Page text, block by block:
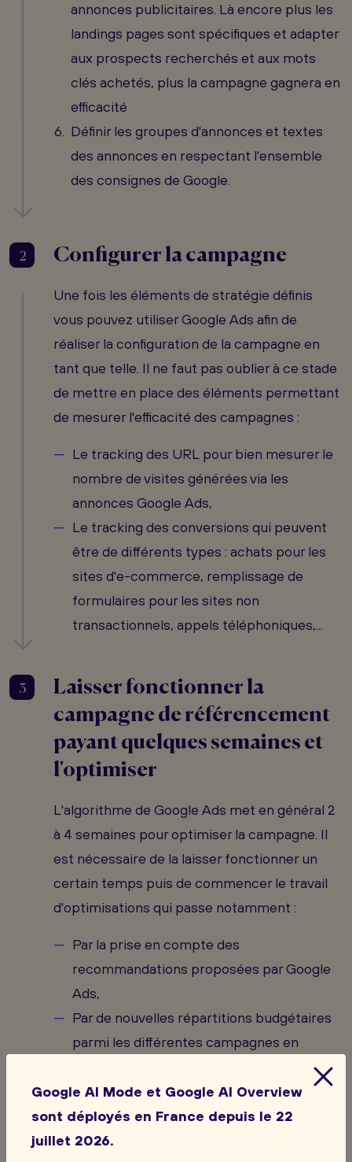
annonces publicitaires. Là encore plus les
landings pages sont spécifiques et adapter
aux prospects recherchés et aux mots
clés achetés, plus la campagne gagnera en
efficacité
Définir les groupes d'annonces et textes
des annonces en respectant l'ensemble
des consignes de Google.
2 Configurer la campagne
Une fois les éléments de stratégie définis
vous pouvez utiliser Google Ads afin de
réaliser la configuration de la campagne en
tant que telle. Il ne faut pas oublier à ce stade
de mettre en place des éléments permettant
de mesurer l'efficacité des campagnes :
Le tracking des URL pour bien mesurer le
nombre de visites générées via les
annonces Google Ads,
Le tracking des conversions qui peuvent
être de différents types : achats pour les
sites d'e-commerce, remplissage de
formulaires pour les sites non
transactionnels, appels téléphoniques,...
3
Laisser fonctionner la
campagne de référencement
payant quelques semaines et
l'optimiser
L'algorithme de Google Ads met en général 2
à 4 semaines pour optimiser la campagne. Il
est nécessaire de la laisser fonctionner un
certain temps puis de commencer le travail
d'optimisations qui passe notamment :
Par la prise en compte des
recommandations proposées par Google
Ads,
Par de nouvelles répartitions budgétaires
parmi les différentes campagnes en
Par des optimisations des textes des
annonces,
Par des optimisations concernant le
Google AI Mode et Google AI Overview
sont déployés en France depuis le 22
juillet 2026.